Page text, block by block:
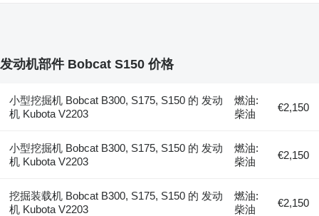
发动机部件 Bobcat S150 价格
小型挖掘机 Bobcat B300, S175, S150 的 发动
机 Kubota V2203
燃油:
柴油
€2,150
小型挖掘机 Bobcat B300, S175, S150 的 发动
机 Kubota V2203
燃油:
柴油
€2,150
挖掘装载机 Bobcat B300, S175, S150 的 发动
机 Kubota V2203
燃油:
柴油
€2,150